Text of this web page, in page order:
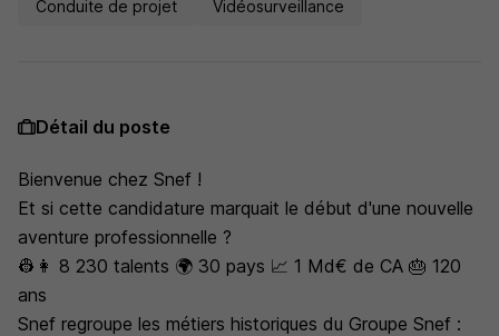
Conduite de projet Vidéosurveillance
Détail du poste
Bienvenue chez Snef !
Et si cette candidature marquait le début d'une nouvelle
aventure professionnelle ?
👷👩 8 230 talents 🌍 30 pays 📈 1 Md€ de CA 🎂 120
ans
Snef regroupe les métiers historiques du Groupe Snef :